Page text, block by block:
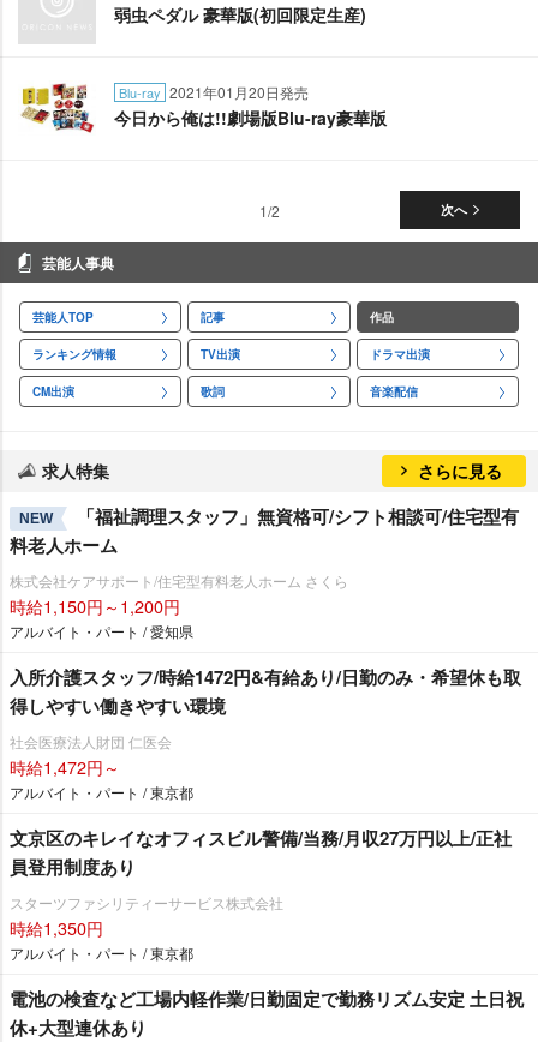
弱虫ペダル 豪華版(初回限定生産)
Blu-ray 2021年01月20日発売
今日から俺は!!劇場版Blu-ray豪華版
次へ
1/2
芸能人事典
芸能人TOP 記事 作品
ランキング情報 TV出演 ドラマ出演
CM出演 歌詞 音楽配信
求人特集 さらに見る
NEW
「福祉調理スタッフ」無資格可/シフト相談可/住宅型有
料老人ホーム
株式会社ケアサポート/住宅型有料老人ホーム さくら
時給1,150円～1,200円
アルバイト・パート / 愛知県
入所介護スタッフ/時給1472円&有給あり/日勤のみ・希望休も取
得しやすい働きやすい環境
社会医療法人財団 仁医会
時給1,472円～
アルバイト・パート / 東京都
文京区のキレイなオフィスビル警備/当務/月収27万円以上/正社
員登用制度あり
スターツファシリティーサービス株式会社
時給1,350円
アルバイト・パート / 東京都
電池の検査など工場内軽作業/日勤固定で勤務リズム安定 土日祝
休+大型連休あり